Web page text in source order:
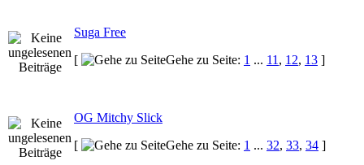
Suga Free
[
Gehe zu Seite: 1 ... 11 , 12, 13 ]
OG Mitchy Slick
[
Gehe zu Seite: 1 ... 32, 33, 34 ]